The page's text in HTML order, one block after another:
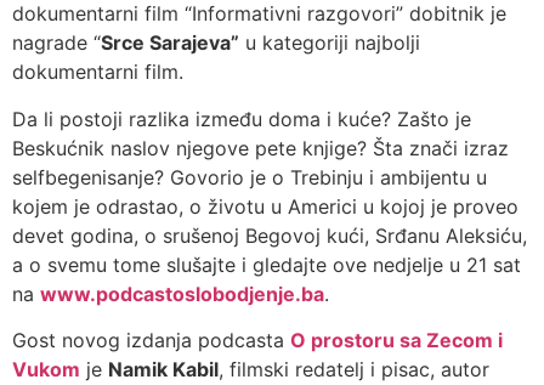
dokumentarni film “Informativni razgovori” dobitnik je
nagrade “Srce Sarajeva” u kategoriji najbolji
dokumentarni film.
Da li postoji razlika između doma i kuće? Zašto je
Beskućnik naslov njegove pete knjige? Šta znači izraz
selfbegenisanje? Govorio je o Trebinju i ambijentu u
kojem je odrastao, o životu u Americi u kojoj je proveo
devet godina, o srušenoj Begovoj kući, Srđanu Aleksiću,
a o svemu tome slušajte i gledajte ove nedjelje u 21 sat
na www.podcastoslobodjenje.ba.
Gost novog izdanja podcasta O prostoru sa Zecom i
Vukom je Namik Kabil, filmski redatelj i pisac, autor